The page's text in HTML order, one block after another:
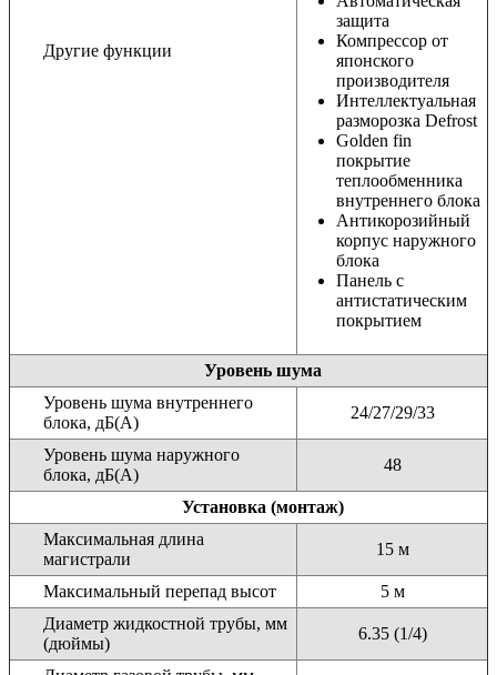
Другие функции
защита
Компрессор от
японского
производителя
Интеллектуальная
разморозка Defrost
Golden fin
покрытие
теплообменника
внутреннего блока
Антикорозийный
корпус наружнoго
блока
Панель с
антистатическим
покрытием
Уровень шума
Уровень шума внутреннего
блока, дБ(А)
24/27/29/33
Уровень шума наружного
блока, дБ(А)
48
Установка (монтаж)
Максимальная длина
магистрали
15 м
Максимальный перепад высот
5 м
Диаметр жидкостной трубы, мм
(дюймы)
6.35 (1/4)